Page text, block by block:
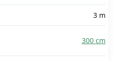
3 m
300 cm